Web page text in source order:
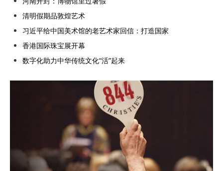
清明假期品敦煌艺术
习近平给中国美术馆的老艺术家回信：打造国家
香港国际珠宝展开幕
数字化助力中华传统文化“活”起来